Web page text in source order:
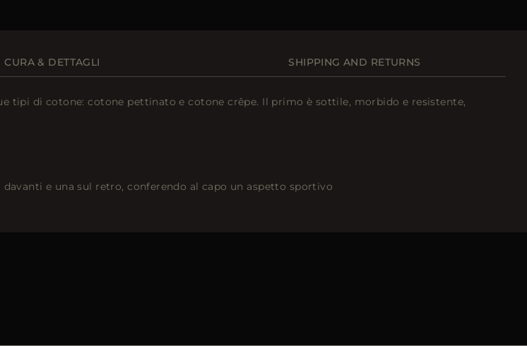
CURA & DETTAGLI SHIPPING AND RETURNS
tipi di cotone: cotone pettinato e cotone crêpe. Il primo è sottile, morbido e resistente,
e una sul retro, conferendo al capo un aspetto sportivo